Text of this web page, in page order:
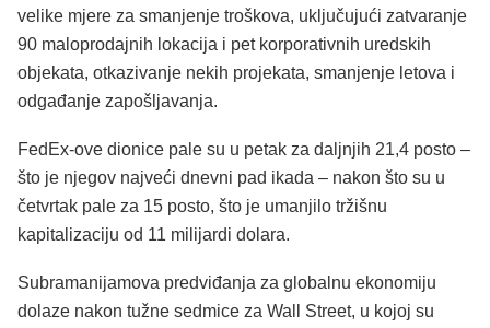
velike mjere za smanjenje troškova, uključujući zatvaranje
90 maloprodajnih lokacija i pet korporativnih uredskih
objekata, otkazivanje nekih projekata, smanjenje letova i
odgađanje zapošljavanja.
FedEx-ove dionice pale su u petak za daljnjih 21,4 posto –
što je njegov najveći dnevni pad ikada – nakon što su u
četvrtak pale za 15 posto, što je umanjilo tržišnu
kapitalizaciju od 11 milijardi dolara.
Subramanijamova predviđanja za globalnu ekonomiju
dolaze nakon tužne sedmice za Wall Street, u kojoj su